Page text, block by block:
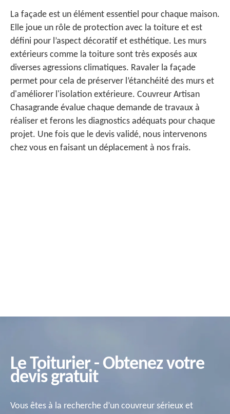
La façade est un élément essentiel pour chaque maison.
Elle joue un rôle de protection avec la toiture et est
défini pour l’aspect décoratif et esthétique. Les murs
extérieurs comme la toiture sont très exposés aux
diverses agressions climatiques. Ravaler la façade
permet pour cela de préserver l’étanchéité des murs et
d'améliorer l'isolation extérieure. Couvreur Artisan
Chasagrande évalue chaque demande de travaux à
réaliser et ferons les diagnostics adéquats pour chaque
projet. Une fois que le devis validé, nous intervenons
chez vous en faisant un déplacement à nos frais.
Le Toiturier - Obtenez votre
devis gratuit
Vous êtes à la recherche d’un couvreur sérieux et